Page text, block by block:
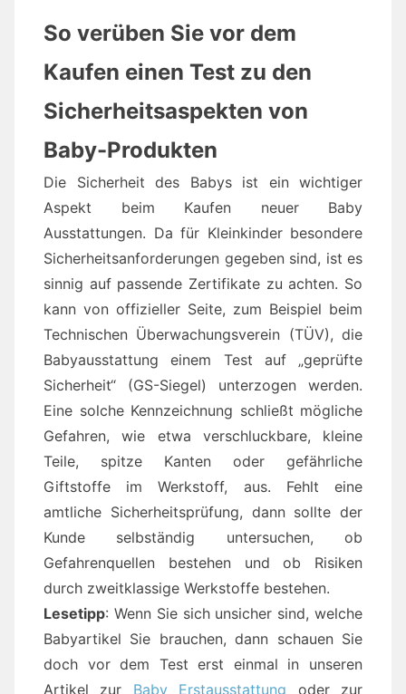
So verüben Sie vor dem
Kaufen einen Test zu den
Sicherheitsaspekten von
Baby-Produkten
Die Sicherheit des Babys ist ein wichtiger
Aspekt beim Kaufen neuer Baby
Ausstattungen. Da für Kleinkinder besondere
Sicherheitsanforderungen gegeben sind, ist es
sinnig auf passende Zertifikate zu achten. So
kann von offizieller Seite, zum Beispiel beim
Technischen Überwachungsverein (TÜV), die
Babyausstattung einem Test auf „geprüfte
Sicherheit“ (GS-Siegel) unterzogen werden.
Eine solche Kennzeichnung schließt mögliche
Gefahren, wie etwa verschluckbare, kleine
Teile, spitze Kanten oder gefährliche
Giftstoffe im Werkstoff, aus. Fehlt eine
amtliche Sicherheitsprüfung, dann sollte der
Kunde selbständig untersuchen, ob
Gefahrenquellen bestehen und ob Risiken
durch zweitklassige Werkstoffe bestehen.
Lesetipp: Wenn Sie sich unsicher sind, welche
Babyartikel Sie brauchen, dann schauen Sie
doch vor dem Test erst einmal in unseren
Artikel zur Baby Erstausstattung oder zur